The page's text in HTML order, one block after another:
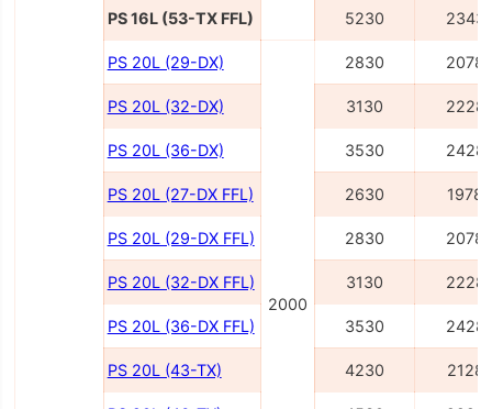
PS 16L (53-TX FFL) 5230 2343
PS 20L (29-DX)
2000
2830 2078
PS 20L (32-DX) 3130 2228
PS 20L (36-DX) 3530 2428
PS 20L (27-DX FFL) 2630 1978
PS 20L (29-DX FFL) 2830 2078
PS 20L (32-DX FFL) 3130 2228
PS 20L (36-DX FFL) 3530 2428
PS 20L (43-TX) 4230 2128